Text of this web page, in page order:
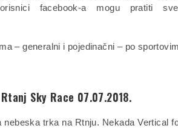
facebook-a mogu pratiti
– generalni i pojedinačni – po
Rtanj Sky Race 07.07.2018.
trka na Rtnju. Nekada Vertical